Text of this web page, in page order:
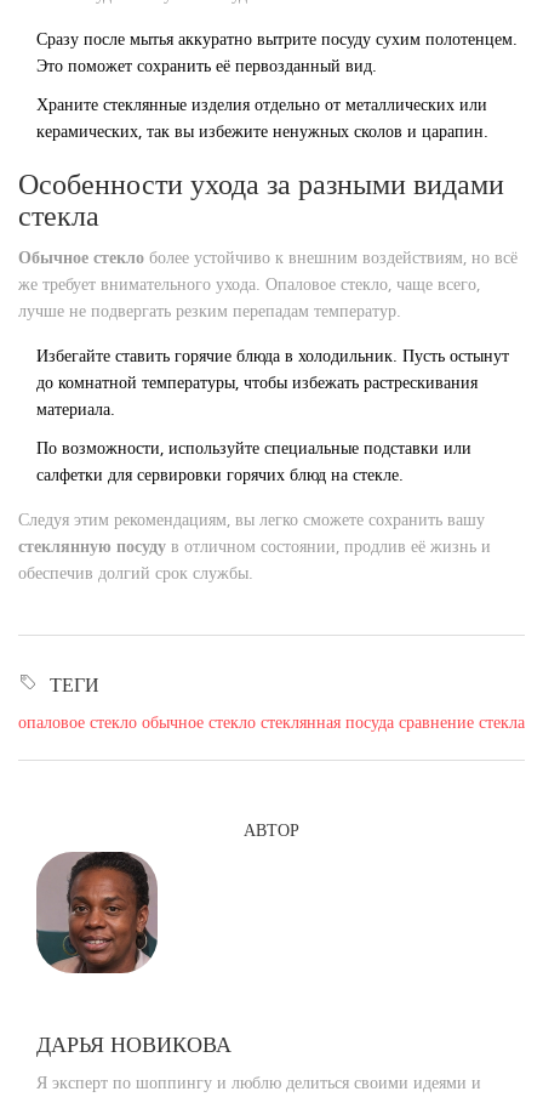
Сразу после мытья аккуратно вытрите посуду сухим полотенцем.
Это поможет сохранить её первозданный вид.
Храните стеклянные изделия отдельно от металлических или
керамических, так вы избежите ненужных сколов и царапин.
Особенности ухода за разными видами
стекла
Обычное стекло более устойчиво к внешним воздействиям, но всё
же требует внимательного ухода. Опаловое стекло, чаще всего,
лучше не подвергать резким перепадам температур.
Избегайте ставить горячие блюда в холодильник. Пусть остынут
до комнатной температуры, чтобы избежать растрескивания
материала.
По возможности, используйте специальные подставки или
салфетки для сервировки горячих блюд на стекле.
Следуя этим рекомендациям, вы легко сможете сохранить вашу
стеклянную посуду в отличном состоянии, продлив её жизнь и
обеспечив долгий срок службы.
ТЕГИ
опаловое стекло обычное стекло стеклянная посуда сравнение стекла
АВТОР
ДАРЬЯ НОВИКОВА
Я эксперт по шоппингу и люблю делиться своими идеями и